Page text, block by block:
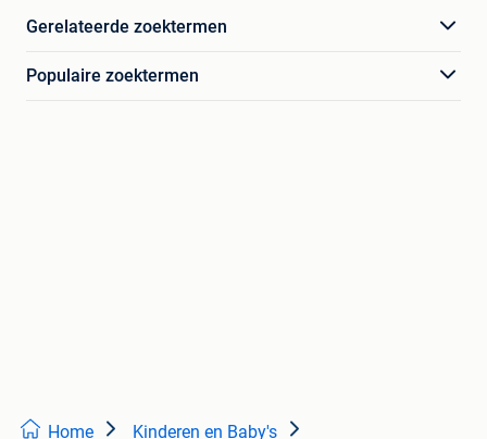
Gerelateerde zoektermen
Populaire zoektermen
Home Kinderen en Baby's